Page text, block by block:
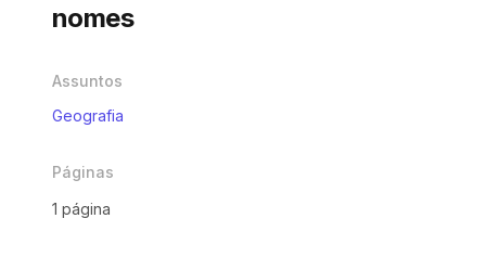
nomes
Assuntos
Geografia
Páginas
1 página